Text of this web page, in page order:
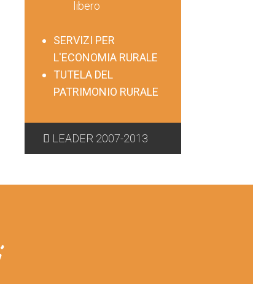
libero
SERVIZI PER
L'ECONOMIA RURALE
TUTELA DEL
PATRIMONIO RURALE
LEADER 2007-2013